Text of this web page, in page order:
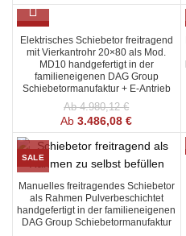
SALE
Elektrisches Schiebetor freitragend
mit Vierkantrohr 20×80 als Mod.
MD10 handgefertigt in der
familieneigenen DAG Group
Schiebetormanufaktur + E-Antrieb
Ab4.980,12€
Ab3.486,08€
SALE
Manuelles freitragendes Schiebetor
als Rahmen Pulverbeschichtet
handgefertigt in der familieneigenen
DAG Group Schiebetormanufaktur